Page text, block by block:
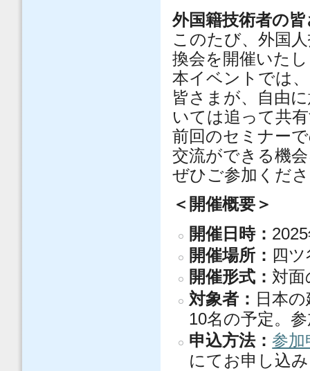
外国籍技術者の
このたび、外国
換会を開催いた
本イベントでは
皆さまが、自由
いては追って共
前回のセミナー
交流ができる機
ぜひご参加くだ
＜開催概要＞
開催日時：
開催場所： 四
開催形式： 対
対象者： 日本
10名の予定。
申込方法： 参
にてお申し込